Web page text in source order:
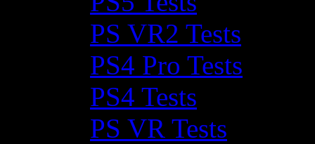
PS VR2 Tests
PS4 Pro Tests
PS4 Tests
PS VR Tests